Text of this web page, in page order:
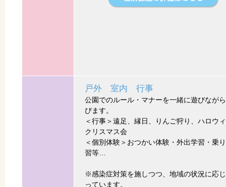
戸外 室内 行事
公園でのルール・マナーを一緒に遊びなが
びます。
＜行事＞遠足、縁日、りんご狩り、ハロウ
クリスマス会
＜個別体験＞おつかい体験・外出学習・乗
習等…
※感染症対策を施しつつ、地域の状況に応
っています。